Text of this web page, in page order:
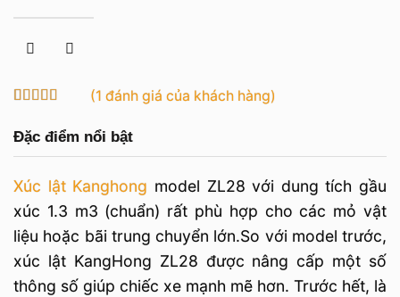
trênđánh
giá
(1 đánh giá của khách hàng)
Đặc điểm nổi bật
Xúc lật Kanghong model ZL28 với dung tích gầu
xúc 1.3 m3 (chuẩn) rất phù hợp cho các mỏ vật
liệu hoặc bãi trung chuyển lớn.So với model trước,
xúc lật KangHong ZL28 được nâng cấp một số
thông số giúp chiếc xe mạnh mẽ hơn. Trước hết, là